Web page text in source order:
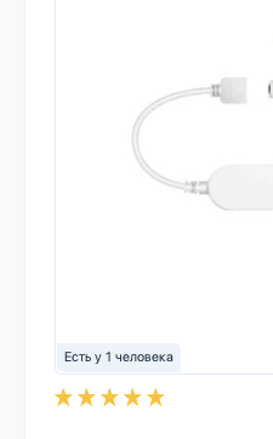
Есть у 1 человека